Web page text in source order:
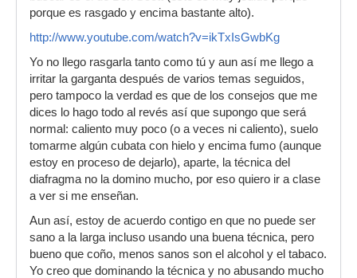
porque es rasgado y encima bastante alto).
http://www.youtube.com/watch?v=ikTxIsGwbKg
Yo no llego rasgarla tanto como tú y aun así me llego a
irritar la garganta después de varios temas seguidos,
pero tampoco la verdad es que de los consejos que me
dices lo hago todo al revés así que supongo que será
normal: caliento muy poco (o a veces ni caliento), suelo
tomarme algún cubata con hielo y encima fumo (aunque
estoy en proceso de dejarlo), aparte, la técnica del
diafragma no la domino mucho, por eso quiero ir a clase
a ver si me enseñan.
Aun así, estoy de acuerdo contigo en que no puede ser
sano a la larga incluso usando una buena técnica, pero
bueno que coño, menos sanos son el alcohol y el tabaco.
Yo creo que dominando la técnica y no abusando mucho